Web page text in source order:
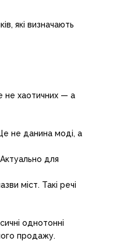
які визначають
не хаотичних — а
не данина моді, а
для
міст. Такі речі
однотонні
продажу.